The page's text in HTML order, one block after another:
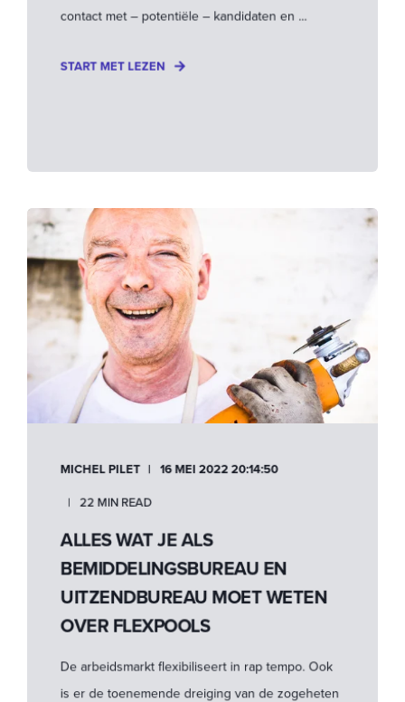
contact met – potentiële – kandidaten en ...
START MET LEZEN
MICHEL PILET 16 MEI 2022 20:14:50
22 MIN READ
ALLES WAT JE ALS
BEMIDDELINGSBUREAU EN
UITZENDBUREAU MOET WETEN
OVER FLEXPOOLS
De arbeidsmarkt flexibiliseert in rap tempo. Ook
is er de toenemende dreiging van de zogeheten